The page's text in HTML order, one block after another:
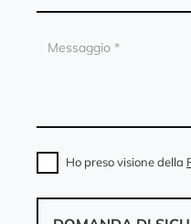
Ho preso visione della